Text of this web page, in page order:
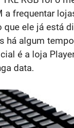
a frequentar
que ele já está
há algum
é a loja
data.